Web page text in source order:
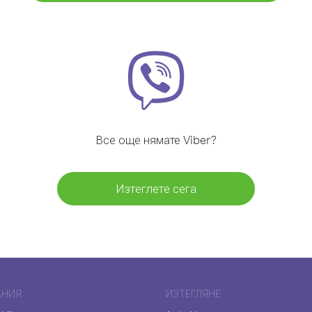
Все още нямате Viber?
Изтеглете сега
ИЗТЕГЛЯНЕ